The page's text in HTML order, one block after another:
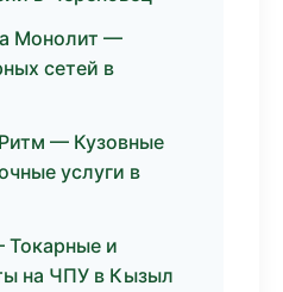
Монолит —
сетей в
— Кузовные
услуги в
и
на ЧПУ в Кызыл